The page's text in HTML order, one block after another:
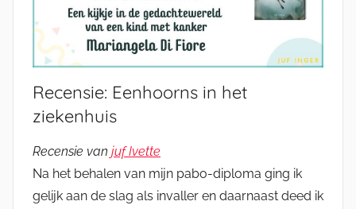
Recensie: Eenhoorns in het
ziekenhuis
Recensie van juf Ivette
Na het behalen van mijn pabo-diploma ging ik
gelijk aan de slag als invaller en daarnaast deed ik